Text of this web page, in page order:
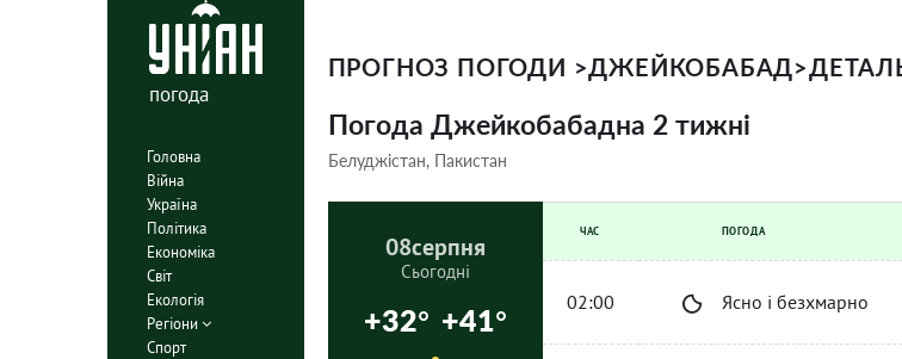
погода
Головна
Війна
Україна
Політика
Економіка
Світ
Екологія
Регіони
Спорт
ПРОГНОЗ ПОГОДИ >ДЖЕЙКОБАБАД>
Погода Джейкобабадна 2 тижні
Белуджістан, Пакистан
08серпня
Сьогодні
+32° +41°
ЧАС ПОГОДА
02:00 Ясно і безхмарно